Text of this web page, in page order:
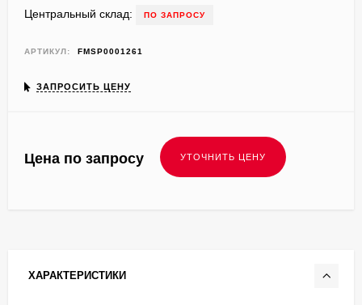
Центральный склад: ПО ЗАПРОСУ
АРТИКУЛ: FMSP0001261
ЗАПРОСИТЬ ЦЕНУ
Цена по запросу
ХАРАКТЕРИСТИКИ